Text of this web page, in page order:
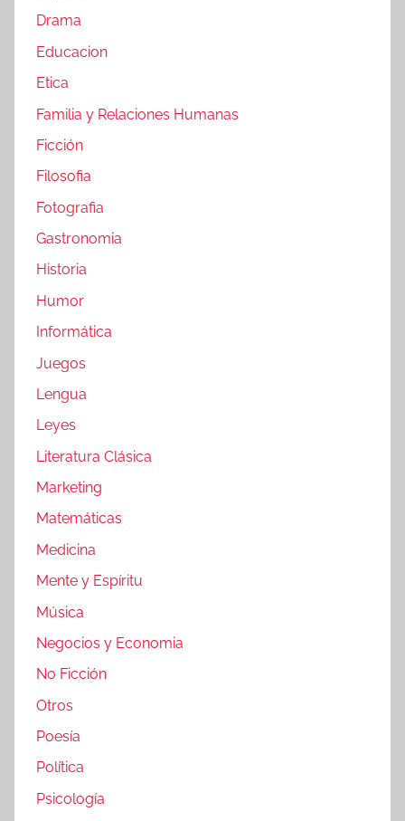
Drama
Educacion
Etica
Familia y Relaciones Humanas
Ficción
Filosofia
Fotografia
Gastronomia
Historia
Humor
Informática
Juegos
Lengua
Leyes
Literatura Clásica
Marketing
Matemáticas
Medicina
Mente y Espíritu
Música
Negocios y Economia
No Ficción
Otros
Poesía
Política
Psicología